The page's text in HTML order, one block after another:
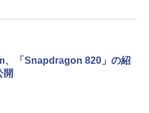
、「Snapdragon 820」の紹
開